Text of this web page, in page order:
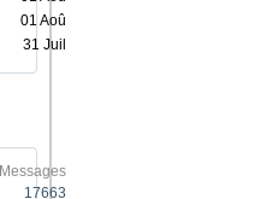
01 Aoû
31 Juil
Messages
17663